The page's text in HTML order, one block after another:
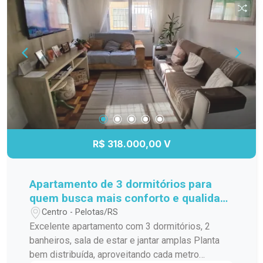
R$ 318.000,00 V
Apartamento de 3 dormitórios para
quem busca mais conforto e qualidade
de vida
Centro - Pelotas/RS
Excelente apartamento com 3 dormitórios, 2
banheiros, sala de estar e jantar amplas Planta
bem distribuída, aproveitando cada metro